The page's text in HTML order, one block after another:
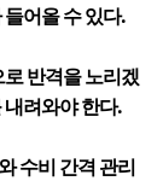
어올 수 있다.
반격을 노리겠
려와야 한다.
수비 간격 관리